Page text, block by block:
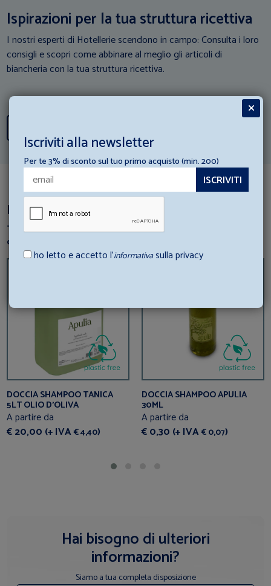
Ispirazioni per la tua struttura ricettiva
I nostri esperti di Hotellerie scendono in campo: Consulta i loro
consigli e scopri come abbinare al meglio gli articoli di
biancheria con la tua struttura ricettiva.
Dai un’occhiata a questi articoli
Ti è piaciuto questo prodotto? perchè non dai un’occhiata a
questi articoli correlati?
DOCCIA SHAMPOO TANICA
5LT OLIO D'OLIVA
A partire da
€ 20,00 (+ IVA€ 4,40)
DOCCIA SHAMPOO APULIA
30ML
A partire da
€ 0,30 (+ IVA€ 0,07)
Hai bisogno di ulteriori
informazioni?
Siamo a tua completa disposizione
Iscriviti alla newsletter
Per te 3% di sconto sul tuo primo acquisto (min. 200)
ho letto e accetto l’informativasulla privacy